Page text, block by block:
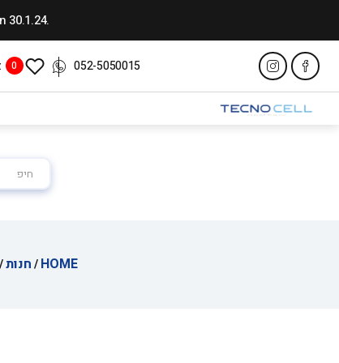
.You can pre-order - Samsung Galaxy S23 in a launch package. Received the device on 30.1.24
052-5050015
0
עבור:
HOME
/חנות/